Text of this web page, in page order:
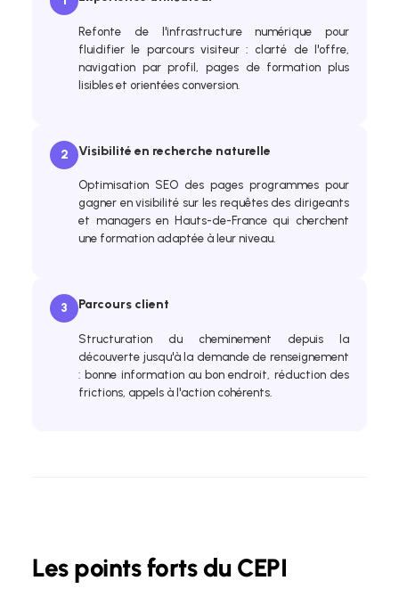
Refonte de l'infrastructure numérique pour
fluidifier le parcours visiteur : clarté de l'offre,
navigation par profil, pages de formation plus
lisibles et orientées conversion.
2 Visibilité en recherche naturelle
Optimisation SEO des pages programmes pour
gagner en visibilité sur les requêtes des dirigeants
et managers en Hauts-de-France qui cherchent
une formation adaptée à leur niveau.
3 Parcours client
Structuration du cheminement depuis la
découverte jusqu'à la demande de renseignement
: bonne information au bon endroit, réduction des
frictions, appels à l'action cohérents.
Les points forts du CEPI